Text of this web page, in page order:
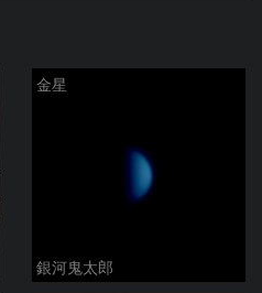
金星
銀河鬼太郎